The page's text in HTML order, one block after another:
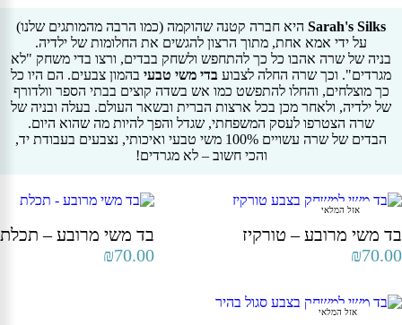
Sarah's Silks היא חברה קטנה שהוקמה (כמו הרבה מהמותגים שלנו)
על ידי אמא אחת, מתוך הרצון להגשים את החלומות של ילדיה.
בניה של שרה אהבו כל כך להתחפש ולשחק בבדים, ורצו בדי משחק "לא
מגרדים". וכך שרה החלה לצבוע בדי משי טבעי בהמון צבעים. הם היו כל
כך מוצלחים, והחלו להתפשט כמו אש בשדה קוצים בבתי הספר וולדורף
של ילדיה, ולאחר מכן בכל ארצות הברית ובשאר העולם. בעלה ובניה של
שרה הצטרפו לעסק המשפחתי, שגדל והפך להיות מה שהוא היום.
הבדים של שרה עשויים 100% משי טבעי ואיכותי, נצבעים בעבודת יד,
והכי חשוב – לא מגרדים!
בד משי מרובע – טורקיז
אזל המלאי
₪70.00
בד משי מרובע – תכלת
₪70.00
אזל המלאי